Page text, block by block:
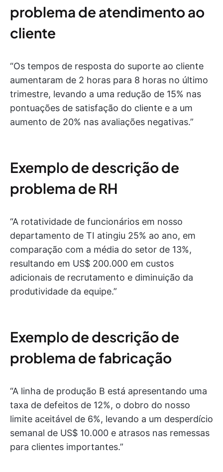
problema de atendimento ao
cliente
“Os tempos de resposta do suporte ao cliente
aumentaram de 2 horas para 8 horas no último
trimestre, levando a uma redução de 15% nas
pontuações de satisfação do cliente e a um
aumento de 20% nas avaliações negativas.”
Exemplo de descrição de
problema de RH
“A rotatividade de funcionários em nosso
departamento de TI atingiu 25% ao ano, em
comparação com a média do setor de 13%,
resultando em US$ 200.000 em custos
adicionais de recrutamento e diminuição da
produtividade da equipe.”
Exemplo de descrição de
problema de fabricação
“A linha de produção B está apresentando uma
taxa de defeitos de 12%, o dobro do nosso
limite aceitável de 6%, levando a um desperdício
semanal de US$ 10.000 e atrasos nas remessas
para clientes importantes.”